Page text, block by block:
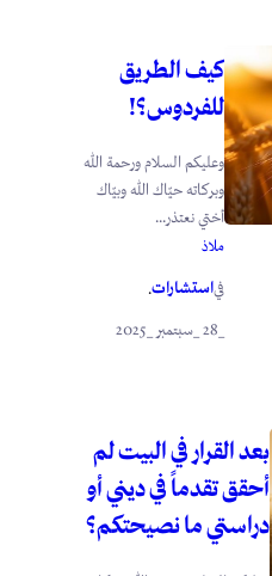
كيف الطريق
للفردوس؟!
وعليكم السلام ورحمة الله
وبركاته حيّاك الله وبيّاك
أختي نعتذر...
ملاذ
فياستشارات.
بعد القرار في البيت لم
أحقق تقدماً في ديني أو
دراستي ما نصيحتكم؟